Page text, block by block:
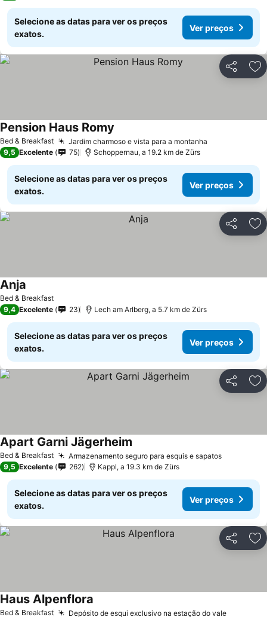
Selecione as datas para ver os preços
exatos.
Ver preços
Partilhar
Bed & Breakfast Jardim charmoso e vista para a montanha
Pension Haus Romy
9,5 Excelente 75 Schoppernau, a 19.2 km de Zürs
Selecione as datas para ver os preços
exatos.
Ver preços
Partilhar
Bed & Breakfast
Anja
9,4 Excelente 23 Lech am Arlberg, a 5.7 km de Zürs
Selecione as datas para ver os preços
exatos.
Ver preços
Partilhar
Bed & Breakfast Armazenamento seguro para esquis e sapatos
Apart Garni Jägerheim
9,5 Excelente 262 Kappl, a 19.3 km de Zürs
Selecione as datas para ver os preços
exatos.
Ver preços
Partilhar
Bed & Breakfast Depósito de esqui exclusivo na estação do vale
Haus Alpenflora